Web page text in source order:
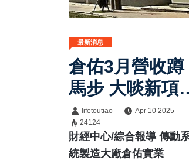
最新消息
倉佑3月營收蹲
馬步 大啖新項
訂單
lifetoutiao
Apr 10 2025
24124
財經中心/綜合報導 傳動
統製造大廠倉佑實業